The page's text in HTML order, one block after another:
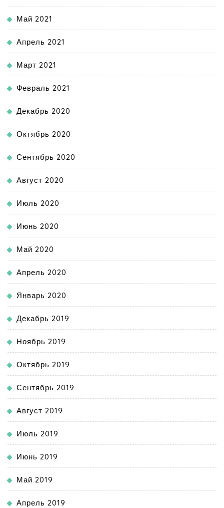
Май 2021
Апрель 2021
Март 2021
Февраль 2021
Декабрь 2020
Октябрь 2020
Сентябрь 2020
Август 2020
Июль 2020
Июнь 2020
Май 2020
Апрель 2020
Январь 2020
Декабрь 2019
Ноябрь 2019
Октябрь 2019
Сентябрь 2019
Август 2019
Июль 2019
Июнь 2019
Май 2019
Апрель 2019